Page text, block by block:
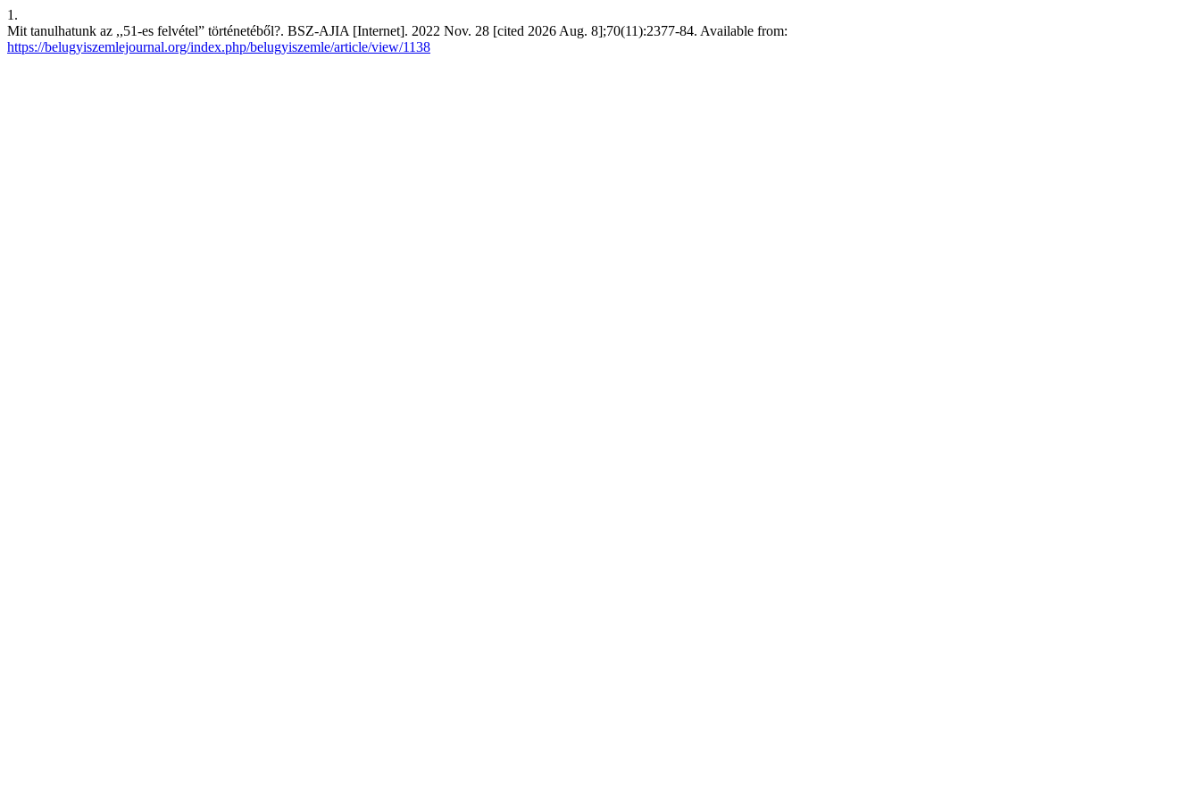
1.
Mit tanulhatunk az ,,51-es felvétel” történetéből?. BSZ-AJIA [Internet]. 2022 Nov. 28 [cited 2026 Aug. 8];70(11):2377-84. Available from:
https://belugyiszemlejournal.org/index.php/belugyiszemle/article/view/1138